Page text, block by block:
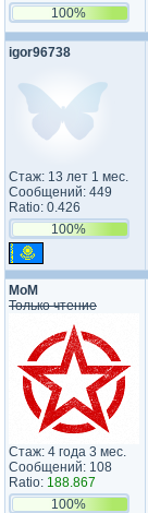
100%
igor96738
Стаж: 13 лет 1 мес.
Сообщений: 449
Ratio: 0.426
100%
MoM
Только чтение
Стаж: 4 года 3 мес.
Сообщений: 108
Ratio: 188.867
100%